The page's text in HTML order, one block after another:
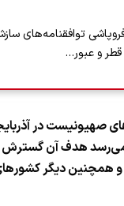
توافقنامه‌های
و عبور…
صهیونیست در
می‌رسد هدف آن گسترش
و همچنین دیگر